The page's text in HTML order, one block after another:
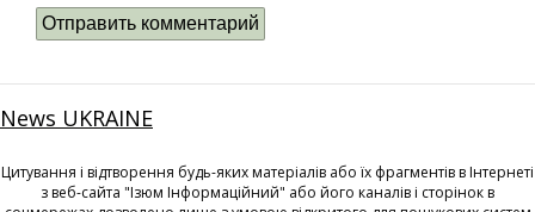
News UKRAINE
Цитування і відтворення будь-яких матеріалів або їх фрагментів в Інтернеті
з веб-сайта "Ізюм Інформаційний" або його каналів і сторінок в